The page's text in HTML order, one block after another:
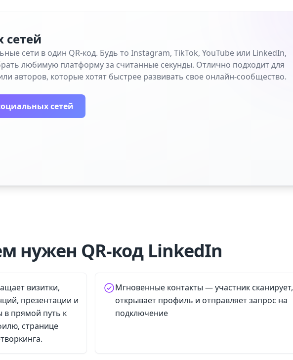
сетей
сети в один QR-код. Будь то Instagram, TikTok, YouTube или LinkedIn,
любимую платформу за считанные секунды. Отлично подходит для
авторов, которые хотят быстрее развивать свое онлайн-сообщество.
сетей
нужен QR-код LinkedIn
визитки,
презентации и
в прямой путь к
странице
Мгновенные контакты — участник сканирует,
открывает профиль и отправляет запрос на
подключение